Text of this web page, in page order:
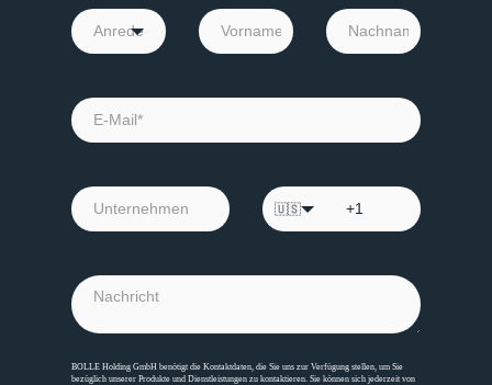
🇺🇸
BOLLE Holding GmbH benötigt die Kontaktdaten, die Sie uns zur Verfügung stellen, um Sie
bezüglich unserer Produkte und Dienstleistungen zu kontaktieren. Sie können sich jederzeit von